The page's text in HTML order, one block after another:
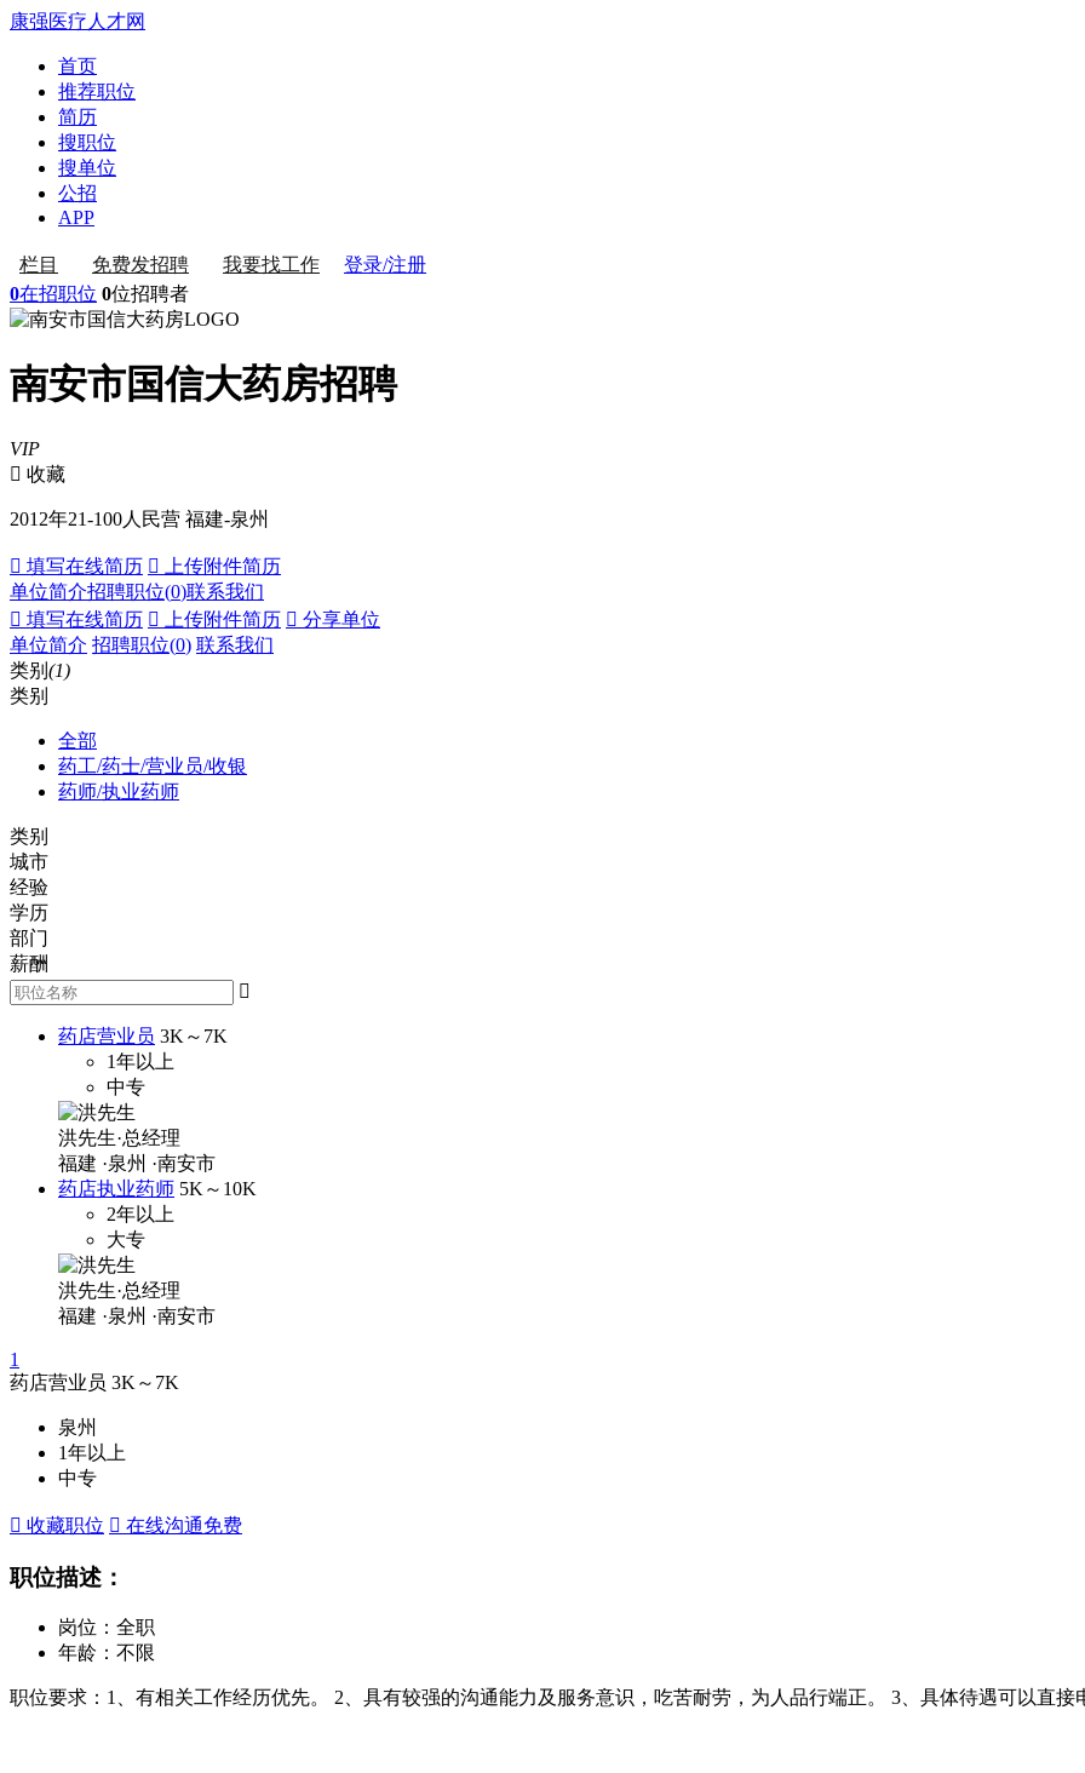
康强医疗人才网
首页
推荐职位
简历
搜职位
搜单位
公招
APP
栏目 免费发招聘 我要找工作
登录/注册
0在招职位 0位招聘者
南安市国信大药房招聘
VIP
 收藏
2012年21-100人 民营 福建-泉州
 填写在线简历  上传附件简历
单位简介招聘职位(0)联系我们
 填写在线简历  上传附件简历  分享单位
单位简介 招聘职位(0) 联系我们
类别 (1)
类别
全部
药工/药士/营业员/收银
药师/执业药师
类别
城市
经验
学历
部门
薪酬

药店营业员 3K～7K
1年以上
中专
洪先生·总经理
福建 ·泉州 ·南安市
药店执业药师 5K～10K
2年以上
大专
洪先生·总经理
福建 ·泉州 ·南安市
1
药店营业员 3K～7K
泉州
1年以上
中专
 收藏职位  在线沟通免费
职位描述：
岗位：全职
年龄：不限
职位要求：1、有相关工作经历优先。 2、具有较强的沟通能力及服务意识，吃苦耐劳，为人品行端正。 3、具体待遇可以直接